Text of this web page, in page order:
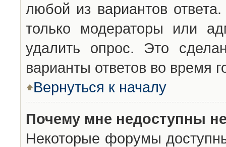
любой из вариантов
только модераторы или
удалить опрос. Это
варианты ответов во время
Вернуться к началу
Почему мне недоступны
Некоторые форумы